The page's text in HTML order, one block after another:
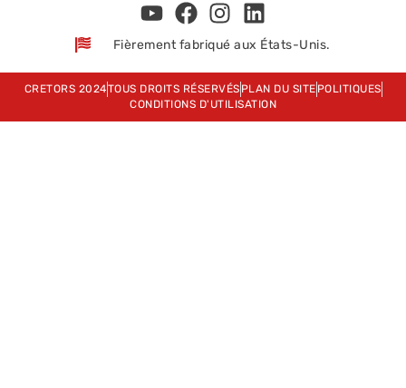
Fièrement fabriqué aux États-Unis.
CRETORS 2024TOUS DROITS RÉSERVÉS PLAN DU SITE POLITIQUES
CONDITIONS D'UTILISATION